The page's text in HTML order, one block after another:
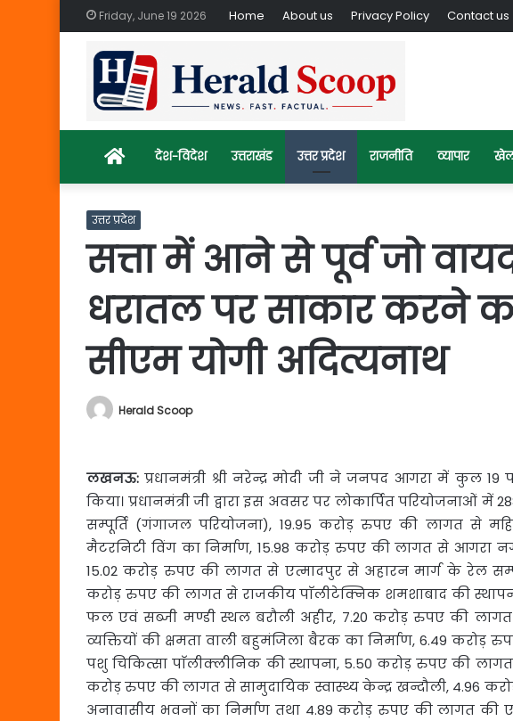
Friday, June 19 2026 Home About us Privacy Policy Contact us
Homeदेश-विदेश उत्तराखंड उत्तर प्रदेश राजनीति व्यापार
उत्तर प्रदेश
सत्ता में आने से पूर्व जो
धरातल पर साकार करने
सीएम योगी अदित्यनाथ
Herald Scoop
लखनऊ:प्रधानमंत्री श्री नरेन्द्र मोदी जी ने जनपद आगरा में कुल 19
किया। प्रधानमंत्री जी द्वारा इस अवसर पर लोकार्पित परियोजनाओं
सम्पूर्ति (गंगाजल परियोजना), 19.95 करोड़ रुपए की लागत से
मैटरनिटी विंग का निर्माण, 15.98 करोड़ रुपए की लागत से आगरा
15.02 करोड़ रुपए की लागत से एत्मादपुर से अहारन मार्ग के रेल
करोड़ रुपए की लागत से राजकीय पाॅलीटेक्निक शमशाबाद की
फल एवं सब्जी मण्डी स्थल बरौली अहीर, 7.20 करोड़ रुपए की
व्यक्तियों की क्षमता वाली बहुमंजिला बैरक का निर्माण, 6.49 करोड़
पशु चिकित्सा पाॅलीक्लीनिक की स्थापना, 5.50 करोड़ रुपए की लागत
करोड़ रुपए की लागत से सामुदायिक स्वास्थ्य केन्द्र खन्दौली, 4.96
अनावासीय भवनों का निर्माण तथा 4.89 करोड़ रुपए की लागत